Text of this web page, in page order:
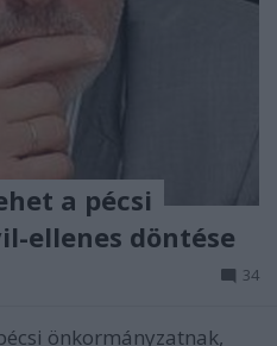
a pécsi
ellenes döntése
34
önkormányzatnak,